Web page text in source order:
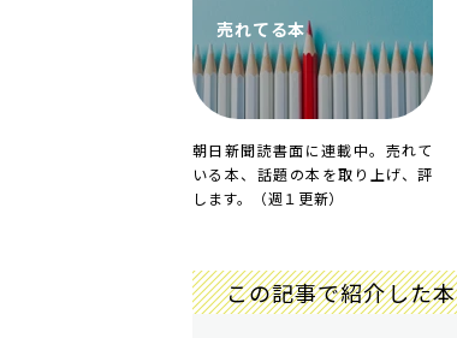
売れてる本
朝日新聞読書面に連載中。売れて
いる本、話題の本を取り上げ、評
します。（週１更新）
この記事で紹介した本